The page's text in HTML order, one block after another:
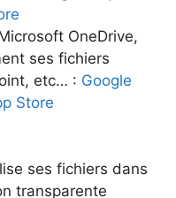
OneDrive,
ses fichiers
etc… : Google
Store
ses fichiers dans
transparente